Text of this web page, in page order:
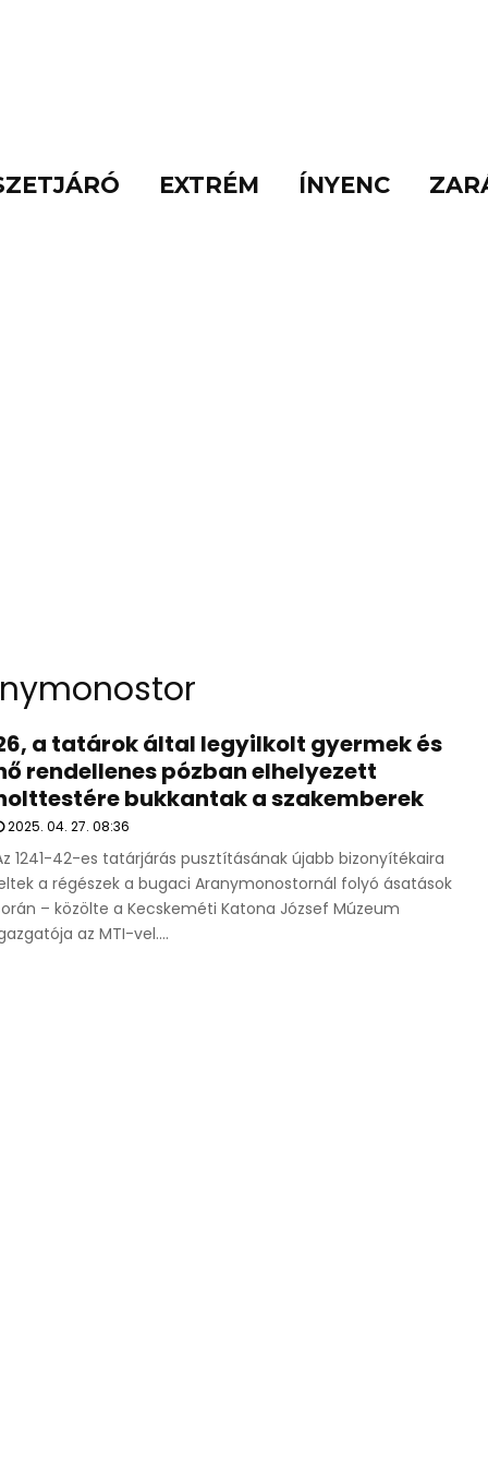
EXTRÉM ÍNYENC
a tatárok által legyilkolt gyermek és
rendellenes pózban elhelyezett
bukkantak a szakemberek
2025. 04. 27. 08:36
1241-42-es tatárjárás pusztításának újabb bizonyítékaira
a régészek a bugaci Aranymonostornál folyó ásatások
– közölte a Kecskeméti Katona József Múzeum
az MTI-vel....